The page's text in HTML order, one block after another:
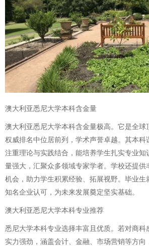
澳大利亚悉尼大学本科含金量
澳大利亚悉尼大学本科含金量极高。它是全球
权威排名中位居前列，学术声誉卓越。其本科
注重理论与实践结合，能培养学生扎实专业知
量强大，汇聚众多领域专家学者。学校还提供
机会，助力学生积累经验、拓展视野。毕业生
知名企业认可，为未来发展奠定坚实基础。
澳大利亚悉尼大学本科专业推荐
悉尼大学本科专业选择丰富且优质。若对商科
实力强劲，涵盖会计、金融、市场营销等方向